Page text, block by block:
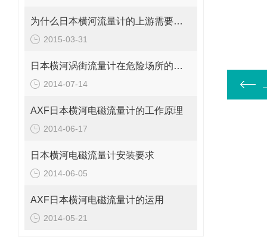
为什么日本横河流量计的上游需要一定长度的直管段？
2015-03-31
日本横河涡街流量计在危险场所的防爆等级
2014-07-14
AXF日本横河电磁流量计的工作原理
2014-06-17
日本横河电磁流量计安装要求
2014-06-05
AXF日本横河电磁流量计的运用
2014-05-21